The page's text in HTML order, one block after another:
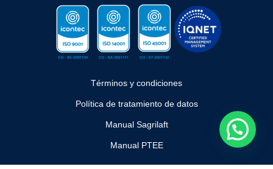
Términos y condiciones
Política de tratamiento de datos
Manual Sagrilaft
Manual PTEE